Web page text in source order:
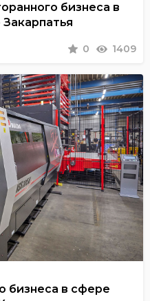
бизнеса в
0 1409
бизнеса в сфере